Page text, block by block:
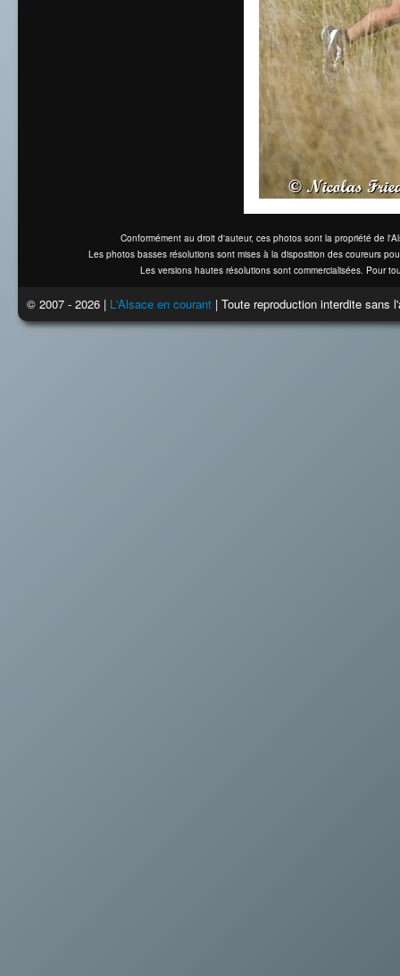
Conformément au droit d'auteur, ces photos sont la propriété de
Les photos basses résolutions sont mises à la disposition des coureurs
Les versions hautes résolutions sont commercialisées. Pour
© 2007 - 2026 | L'Alsace en courant | Toute reproduction interdite sans